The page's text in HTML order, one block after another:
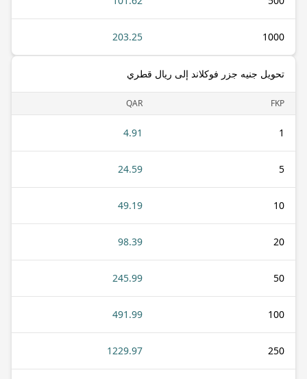
1000
203.25
تحويل جنيه جزر فوكلاند إلى ريال قطري
FKP
QAR
1
4.91
5
24.59
10
49.19
20
98.39
50
245.99
100
491.99
250
1229.97